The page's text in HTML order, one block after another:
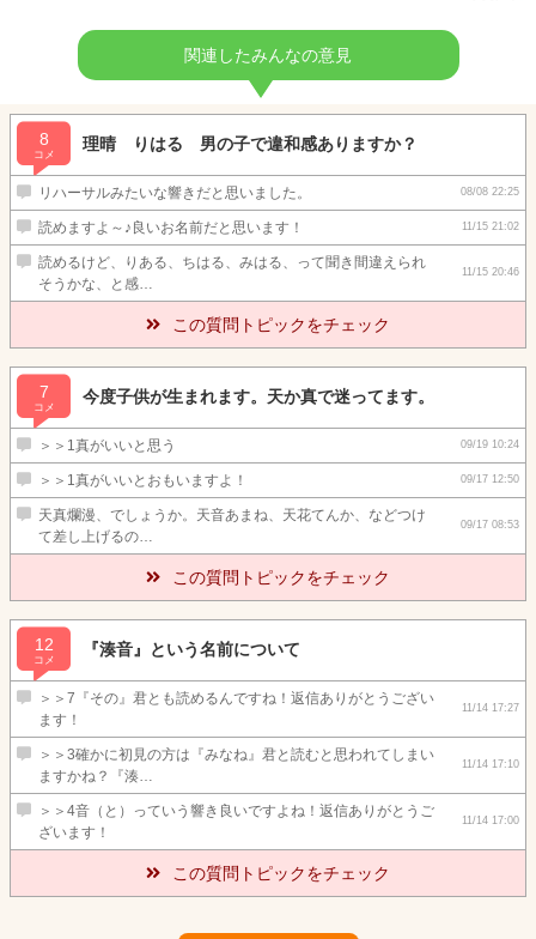
関連したみんなの意見
8
コメ
理晴 りはる 男の子で違和感ありますか？
リハーサルみたいな響きだと思いました。 08/08 22:25
読めますよ～♪良いお名前だと思います！ 11/15 21:02
読めるけど、りある、ちはる、みはる、って聞き間違えられ
そうかな、と感…
11/15 20:46
この質問トピックをチェック
7
コメ
今度子供が生まれます。天か真で迷ってます。
＞＞1真がいいと思う 09/19 10:24
＞＞1真がいいとおもいますよ！ 09/17 12:50
天真爛漫、でしょうか。天音あまね、天花てんか、などつけ
て差し上げるの…
09/17 08:53
この質問トピックをチェック
12
コメ
『湊音』という名前について
＞＞7『その』君とも読めるんですね！返信ありがとうござい
ます！
11/14 17:27
＞＞3確かに初見の方は『みなね』君と読むと思われてしまい
ますかね？『湊…
11/14 17:10
＞＞4音（と）っていう響き良いですよね！返信ありがとうご
ざいます！
11/14 17:00
この質問トピックをチェック